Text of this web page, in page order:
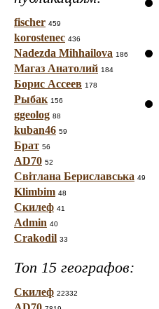
fischer 459
korostenec 436
Nadezda Mihhailova 186
Магаз Анатолий 184
Борис Ассеев 178
Рыбак 156
ggeolog 88
kuban46 59
Брат 56
AD70 52
Світлана Бериславська 49
Klimbim 48
Скилеф 41
Admin 40
Crakodil 33
Топ 15 географов:
Скилеф 22332